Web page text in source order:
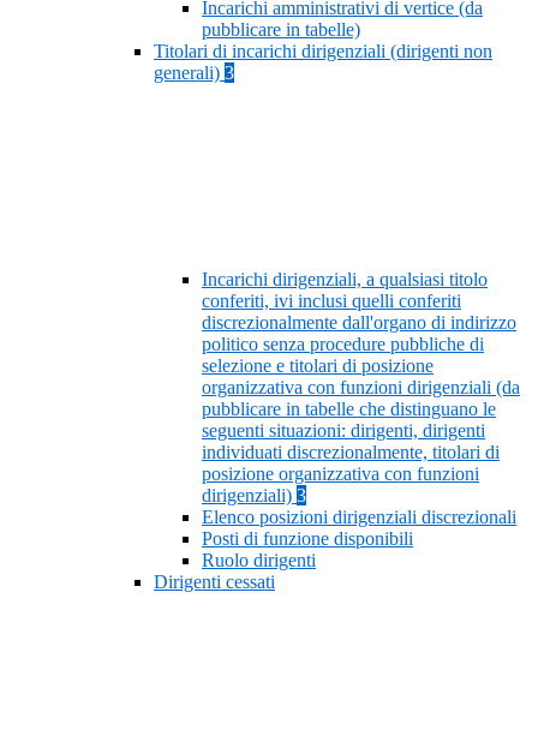
Incarichi amministrativi di vertice (da
pubblicare in tabelle)
Titolari di incarichi dirigenziali (dirigenti non
generali) 3
Incarichi dirigenziali, a qualsiasi titolo
conferiti, ivi inclusi quelli conferiti
discrezionalmente dall'organo di indirizzo
politico senza procedure pubbliche di
selezione e titolari di posizione
organizzativa con funzioni dirigenziali (da
pubblicare in tabelle che distinguano le
seguenti situazioni: dirigenti, dirigenti
individuati discrezionalmente, titolari di
posizione organizzativa con funzioni
dirigenziali) 3
Elenco posizioni dirigenziali discrezionali
Posti di funzione disponibili
Ruolo dirigenti
Dirigenti cessati